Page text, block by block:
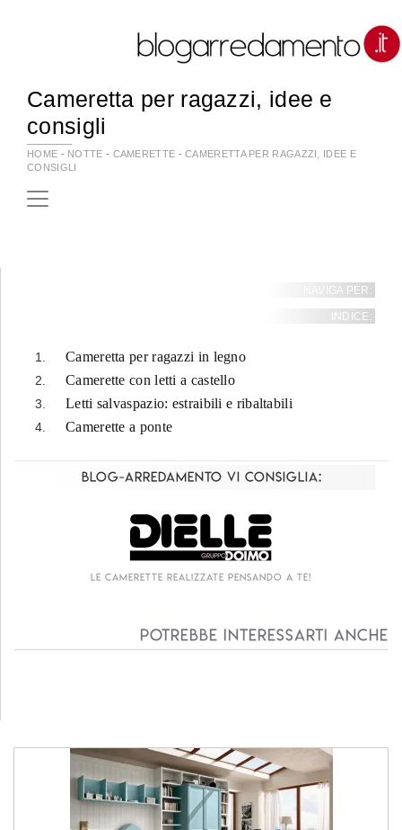
Cameretta per ragazzi, idee e
consigli
HOME - NOTTE - CAMERETTE -CAMERETTA PER RAGAZZI, IDEE E
CONSIGLI
NAVIGA PER:
INDICE:
Cameretta per ragazzi in legno
Camerette con letti a castello
Letti salvaspazio: estraibili e ribaltabili
Camerette a ponte
Blog-Arredamento vi consiglia:
Le camerette realizzate pensando a te!
Potrebbe interessarti anche